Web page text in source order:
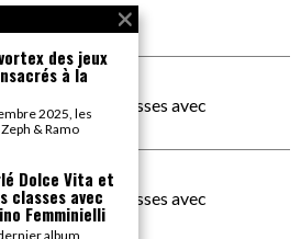
et lutte des classes avec
l'o tiededans
et lutte des classes avec
des jeux
à la
2025, les
& Ramo
Dolce Vita et
classes avec
Femminielli
album